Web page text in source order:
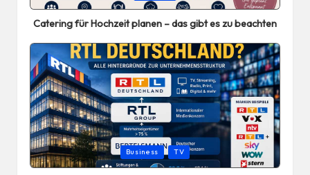
in
Catering für Hochzeit planen – das gibt es zu beachten
Posted
in
Business TV